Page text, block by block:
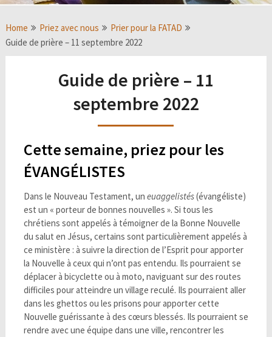
Home Priez avec nous
Prier pour la FATAD
Guide de prière – 11 septembre 2022
Guide de prière – 11
septembre 2022
Cette semaine, priez pour les
ÉVANGÉLISTES
Dans le Nouveau Testament, un euaggelistés(évangéliste)
est un « porteur de bonnes nouvelles ». Si tous les
chrétiens sont appelés à témoigner de la Bonne Nouvelle
du salut en Jésus, certains sont particulièrement appelés à
ce ministère : à suivre la direction de l’Esprit pour apporter
la Nouvelle à ceux qui n’ont pas entendu. Ils pourraient se
déplacer à bicyclette ou à moto, naviguant sur des routes
difficiles pour atteindre un village reculé. Ils pourraient aller
dans les ghettos ou les prisons pour apporter cette
Nouvelle guérissante à des cœurs blessés. Ils pourraient se
rendre avec une équipe dans une ville, rencontrer les